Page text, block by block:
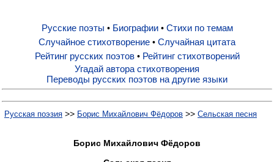
Русские поэты
Биографии
Стихи по темам
Случайное стихотворение
Русские поэты • Биографии• Стихи по темам
Случайное стихотворение • Случайная цитата
Рейтинг русских поэтов• Рейтинг стихотворений
Угадай автора стихотворения
Переводы русских поэтов на другие языки
Русская поэзия >> Борис Михайлович Фёдоров >> Сельская песня
Борис Михайлович Фёдоров